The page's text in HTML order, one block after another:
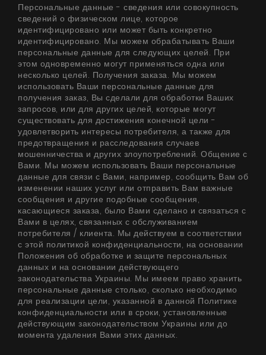
Персональные данные - сведения или совокупность
сведений о физическом лице, которое
идентифицировано или может быть конкретно
идентифицировано. Мы можем обрабатывать Ваши
персональные данные для следующих целей. При
этом одновременно могут применяться одна или
несколько целей. Получения заказа. Мы можем
использовать Ваши персональные данные для
получения заказ, Вы сделали для обработки Ваших
запросов, или для других целей, которые могут
существовать для достижения конечной цели -
удовлетворить интересы потребителя, а также для
предотвращения и расследования случаев
мошенничества и других злоупотреблений. Общение с
Вами. Мы можем использовать Ваши персональные
данные для связи с Вами, например, сообщить Вам об
изменении наших услуг или отправить Вам важные
сообщения и другие подобные сообщения,
касающиеся заказа, было Вами сделано и связаться с
Вами в целях, связанных с обслуживанием
потребителя / клиента. Мы действуем в соответствии
с этой политикой конфиденциальности, на основании
Положения об обработке и защите персональных
данных и на основании действующего
законодательства Украины. Мы имеем право хранить
персональные данные столько, сколько необходимо
для реализации цели, указанной в данной Политике
конфиденциальности или в сроки, установленные
действующим законодательством Украины или до
момента удаления Вами этих данных.